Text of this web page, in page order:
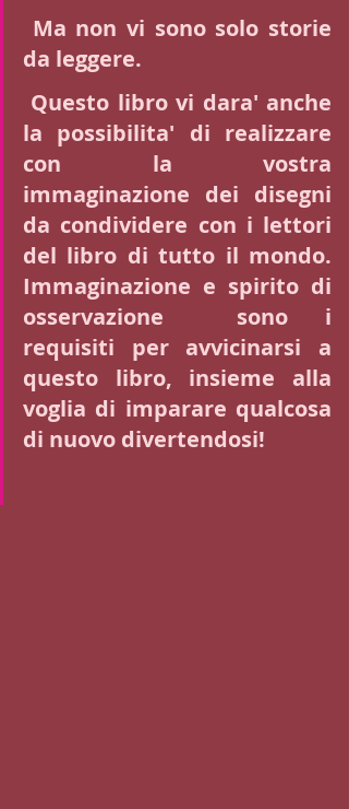
da leggere.
la possibilita' di realizzare
con la vostra
immaginazione dei disegni
da condividere con i lettori
del libro di tutto il mondo.
Immaginazione e spirito di
osservazione  sono i
requisiti per avvicinarsi a
questo libro, insieme alla
voglia di imparare qualcosa
di nuovo divertendosi!